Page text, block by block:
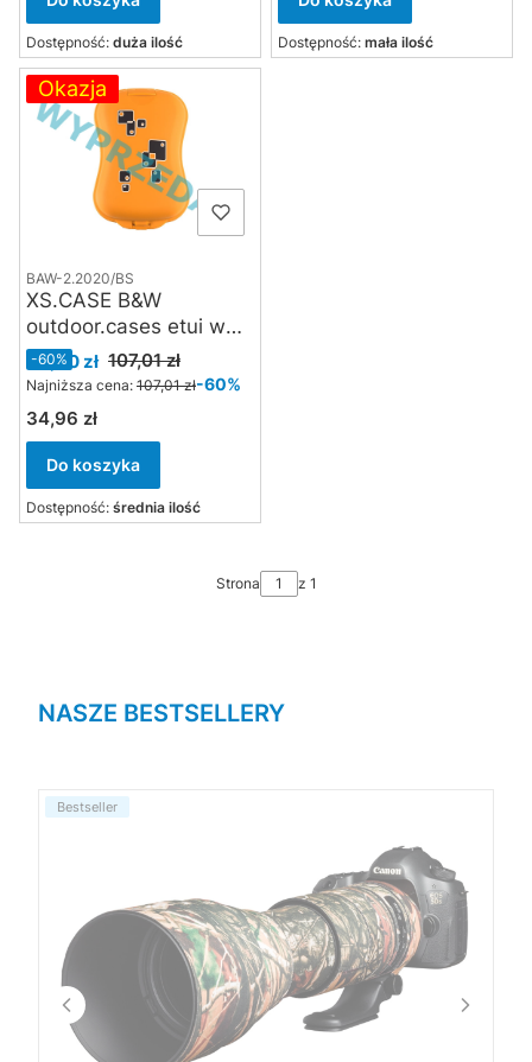
Dostępność: duża ilość Dostępność: mała ilość
Okazja
BAW-2.2020/BS
XS.CASE B&W
outdoor.cases etui w
kolorze
pomarańczowym z
Cena promocyjna
43,00 zł 107,01 zł
-60%
Najniższa cena: 107,01 zł-60%
Cena
34,96 zł
Do koszyka
Dostępność: średnia ilość
Strona z 1
NASZE BESTSELLERY
Bestseller